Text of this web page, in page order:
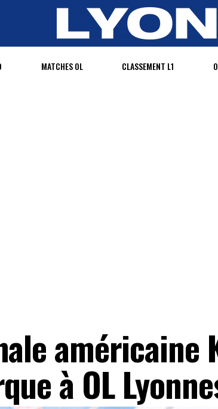
MATCHES OL CLASSEMENT L1
américaine
à OL